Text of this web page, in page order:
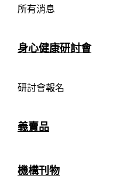
所有消息
身心健康研討會
研討會報名
義賣品
機構刊物